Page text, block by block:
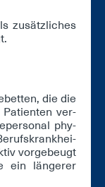
zu­sätz­li­ches
die die
Pa­ti­en­ten ver­
phy­
vor­ge­beugt
ein län­ge­rer